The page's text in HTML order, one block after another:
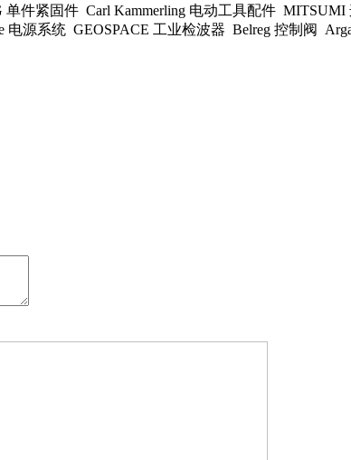
件紧固件 Carl Kammerling 电动工具配件
源系统 GEOSPACE 工业检波器 Belreg 控制阀